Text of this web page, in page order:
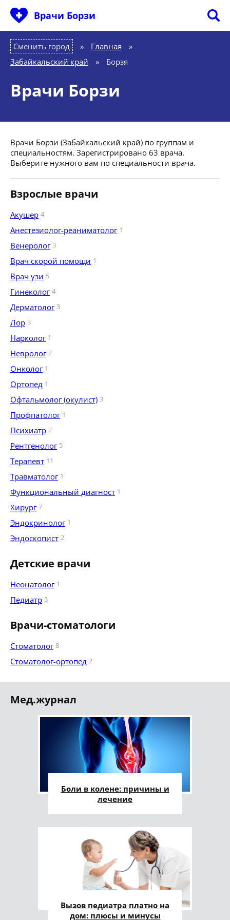
Врачи Борзи
Сменить город Главная
»
Забайкальский край
» Борзя
Врачи Борзи
Врачи Борзи (Забайкальский край) по группам и
специальностям. Зарегистрировано 63 врача.
Выберите нужного вам по специальности врача.
Взрослые врачи
Акушер 4
Анестезиолог-реаниматолог 1
Венеролог 3
Врач скорой помощи 1
Врач узи 5
Гинеколог 4
Дерматолог 3
Лор 3
Нарколог 1
Невролог 2
Онколог 1
Ортопед 1
Офтальмолог (окулист) 3
Профпатолог 1
Психиатр 2
Рентгенолог 5
Терапевт 11
Травматолог 1
Функциональный диагност 1
Хирург 7
Эндокринолог 1
Эндоскопист 2
Детские врачи
Неонатолог 1
Педиатр 5
Врачи-стоматологи
Стоматолог 8
Стоматолог-ортопед 2
Мед.журнал
Боли в колене: причины и
лечение
Вызов педиатра платно на
дом: плюсы и минусы